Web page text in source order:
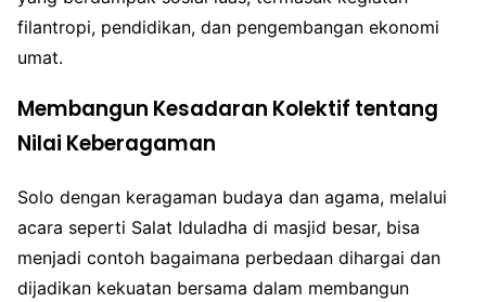
filantropi, pendidikan, dan pengembangan ekonomi
umat.
Membangun Kesadaran Kolektif tentang
Nilai Keberagaman
Solo dengan keragaman budaya dan agama, melalui
acara seperti Salat Iduladha di masjid besar, bisa
menjadi contoh bagaimana perbedaan dihargai dan
dijadikan kekuatan bersama dalam membangun